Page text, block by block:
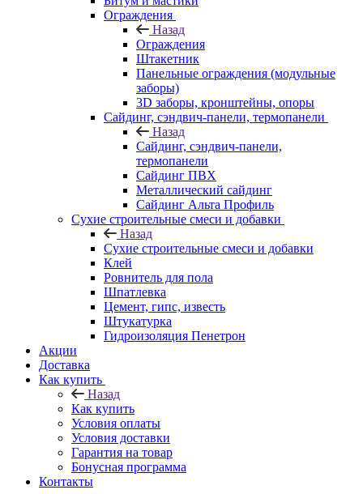
Ограждения
Назад
Ограждения
Штакетник
Панельные ограждения (модульные
заборы)
3D заборы, кронштейны, опоры
Cайдинг, сэндвич-панели, термопанели
Назад
Cайдинг, сэндвич-панели,
термопанели
Сайдинг ПВХ
Металлический сайдинг
Сайдинг Альта Профиль
Сухие строительные смеси и добавки
Назад
Сухие строительные смеси и добавки
Клей
Ровнитель для пола
Шпатлевка
Цемент, гипс, известь
Штукатурка
Гидроизоляция Пенетрон
Акции
Доставка
Как купить
Назад
Как купить
Условия оплаты
Условия доставки
Гарантия на товар
Бонусная программа
Контакты